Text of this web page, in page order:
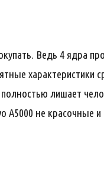
Ведь 4 ядра
характеристики
лишает
A5000 не красочные и